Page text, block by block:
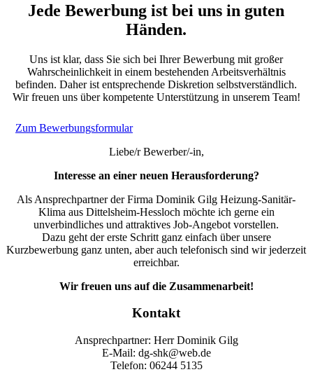
Jede Bewerbung ist bei uns in guten
Händen.
Uns ist klar, dass Sie sich bei Ihrer Bewerbung mit großer
Wahrscheinlichkeit in einem bestehenden Arbeitsverhältnis
befinden. Daher ist entsprechende Diskretion selbstverständlich.
Wir freuen uns über kompetente Unterstützung in unserem Team!
Zum Bewerbungsformular
Liebe/r Bewerber/-in,
Interesse an einer neuen Herausforderung?
Als Ansprechpartner der Firma Dominik Gilg Heizung-Sanitär-
Klima aus Dittelsheim-Hessloch möchte ich gerne ein
unverbindliches und attraktives Job-Angebot vorstellen.
Dazu geht der erste Schritt ganz einfach über unsere
Kurzbewerbung ganz unten, aber auch telefonisch sind wir jederzeit
erreichbar.
Wir freuen uns auf die Zusammenarbeit!
Kontakt
Ansprechpartner: Herr Dominik Gilg
E-Mail: dg-shk@web.de
Telefon: 06244 5135